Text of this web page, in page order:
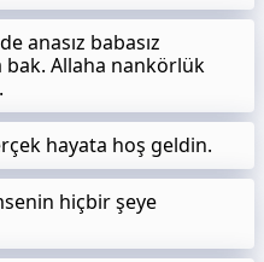
anasız babasız
bak. Allaha nankörlük
hayata hoş geldin.
hiçbir şeye